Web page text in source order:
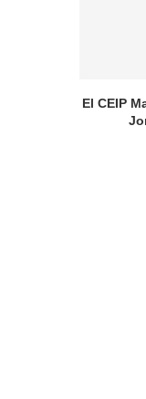
El CEIP